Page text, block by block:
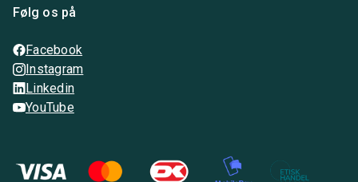
Følg os på
Facebook
Instagram
Linkedin
YouTube